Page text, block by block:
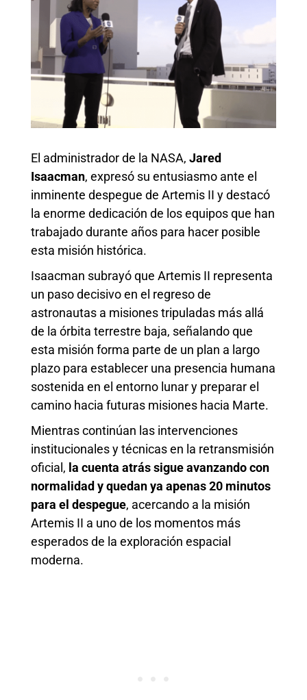
El administrador de la NASA, Jared
Isaacman, expresó su entusiasmo ante el
inminente despegue de Artemis II y destacó
la enorme dedicación de los equipos que han
trabajado durante años para hacer posible
esta misión histórica.
Isaacman subrayó que Artemis II representa
un paso decisivo en el regreso de
astronautas a misiones tripuladas más allá
de la órbita terrestre baja, señalando que
esta misión forma parte de un plan a largo
plazo para establecer una presencia humana
sostenida en el entorno lunar y preparar el
camino hacia futuras misiones hacia Marte.
Mientras continúan las intervenciones
institucionales y técnicas en la retransmisión
oficial, la cuenta atrás sigue avanzando con
normalidad y quedan ya apenas 20 minutos
para el despegue, acercando a la misión
Artemis II a uno de los momentos más
esperados de la exploración espacial
moderna.